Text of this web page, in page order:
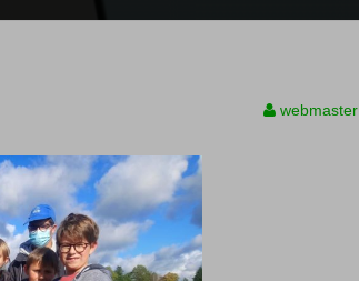
webmaster